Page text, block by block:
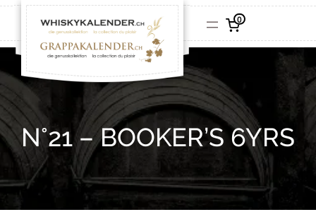
0
N°21 – BOOKER’S 6YRS